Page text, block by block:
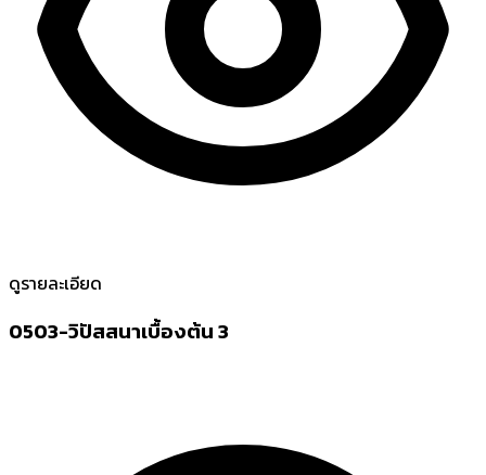
ดูรายละเอียด
0503-วิปัสสนาเบื้องต้น 3